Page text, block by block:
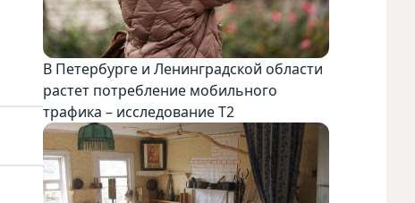
В Петербурге и Ленинградской области
растет потребление мобильного
трафика – исследование T2